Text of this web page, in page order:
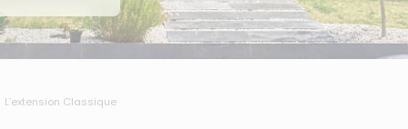
L’extension Classique